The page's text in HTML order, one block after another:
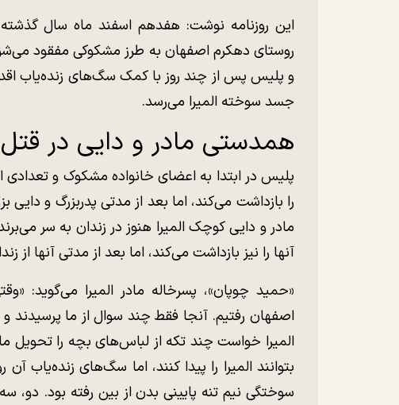
روستای دهکرم اصفهان به طرز مشکوکی مفقود
و پلیس پس از چند روز با کمک سگ‌های زنده‌یاب
جسد سوخته المیرا می‌رسد.
همدستی مادر و دایی در قتل
پلیس در ابتدا به اعضای خانواده مشکوک و تعدادی از
را بازداشت می‌کند، اما بعد از مدتی پدربزرگ و دایی
مادر و دایی کوچک المیرا هنوز در زندان به سر
آنها را نیز بازداشت می‌کند، اما بعد از مدتی آنها از
«حمید چوپان»، پسرخاله مادر المیرا می‌گوید:
اصفهان رفتیم. آنجا فقط چند سوال از ما
المیرا خواست چند تکه از لباس‌های بچه را تحویل
بتوانند المیرا را پیدا کنند، اما سگ‌های زنده‌یاب
سوختگی نیم تنه پایینی بدن از بین رفته بود.